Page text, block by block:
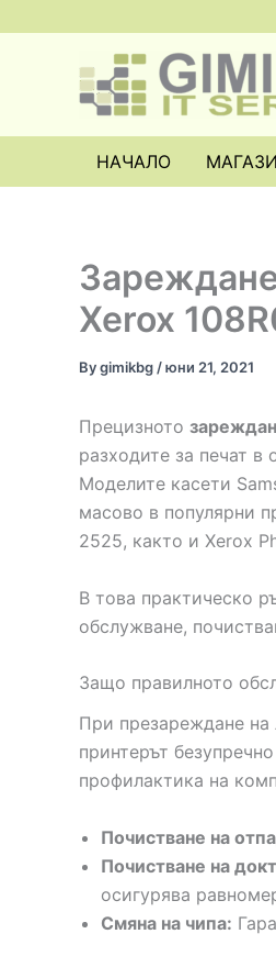
НАЧАЛО
Xerox
Bygimikbg /юни 21, 2021
Прецизното
разходите за печат
Моделите касети
масово в популярни
2525, както и Xerox
В това практическо
обслужване,
Защо правилното
При презареждане на
принтерът
профилактика на
Почистване на
Почистване на
осигурява
Смяна на чипа: